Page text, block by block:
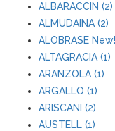
ALBARACCIN (2)
ALMUDAINA (2)
ALOBRASE
ALTAGRACIA (1)
ARANZOLA (1)
ARGALLO (1)
ARISCANI (2)
AUSTELL (1)